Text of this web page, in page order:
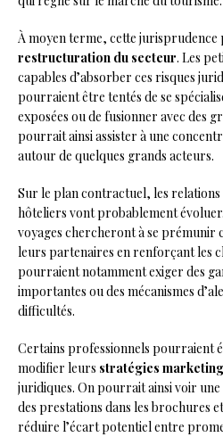
À moyen terme, cette
restructuration du secteur. Les
capables d’absorber ces risques
pourraient être tentés de se
exposées ou de fusionner avec des
pourrait ainsi assister à une
autour de quelques grands acteurs.
Sur le plan contractuel, les
hôteliers vont probablement
voyages chercheront à se prémunir
leurs partenaires en renforçant les
pourraient notamment exiger des
importantes ou des mécanismes
difficultés.
Certains professionnels pourraient
modifier leurs stratégies marketing
juridiques. On pourrait ainsi voir
des prestations dans les brochures
réduire l’écart potentiel entre